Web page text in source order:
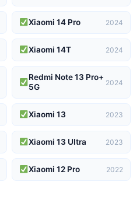
Xiaomi 14 Pro 2024
Xiaomi 14T 2024
Redmi Note 13 Pro+
5G
2024
Xiaomi 13 2023
Xiaomi 13 Ultra 2023
Xiaomi 12 Pro 2022